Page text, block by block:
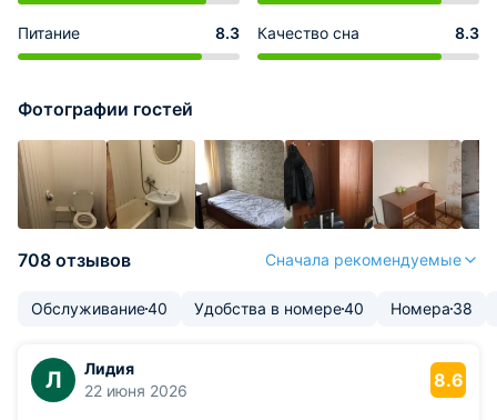
Питание 8.3 Качество сна 8.3
Фотографии гостей
708 отзывов Сначала рекомендуемые
Обслуживание40 Удобства в номере40 Номера 38
Л
Лидия
22 июня 2026
8.6